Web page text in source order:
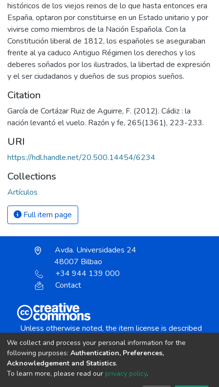
históricos de los viejos reinos de lo que hasta entonces era
España, optaron por constituirse en un Estado unitario y por
vivirse como miembros de la Nación Española. Con la
Constitución liberal de 1812, los españoles se aseguraban
frente al ya caduco Antiguo Régimen los derechos y los
deberes soñados por los ilustrados, la libertad de expresión
y el ser ciudadanos y dueños de sus propios sueños.
Citation
García de Cortázar Ruiz de Aguirre, F. (2012). Cádiz : la
nación levantó el vuelo. Razón y fe, 265(1361), 223-233.
URI
https://hdl.handle.net/20.500.14454/6234
Collections
Artículos
Full item page
Avda. Universidades 24
48007 Bilbao
+34 944 139 000
Contact
Unless otherwise noted, the item license is described
Creative Commons Attribution-NonCommercial-
copyright © 2002-2026 LYRASIS
We collect and process your personal information for the
following purposes: Authentication, Preferences,
Acknowledgement and Statistics.
To learn more, please read our privacy policy.